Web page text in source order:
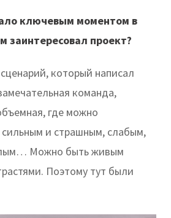
ключевым моментом в
заинтересовал проект?
который написал
команда,
где можно
и страшным, слабым,
Можно быть живым
Поэтому тут были